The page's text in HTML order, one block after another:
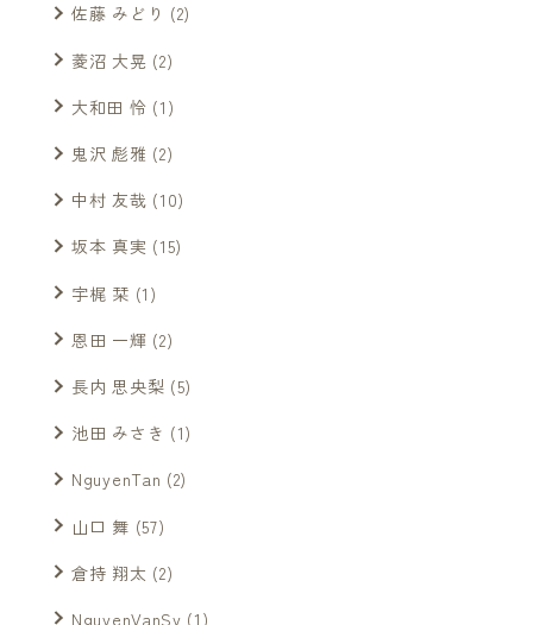
佐藤 みどり (2)
菱沼 大晃 (2)
大和田 怜 (1)
鬼沢 彪雅 (2)
中村 友哉 (10)
坂本 真実 (15)
宇梶 栞 (1)
恩田 一輝 (2)
長内 思央梨 (5)
池田 みさき (1)
NguyenTan (2)
山口 舞 (57)
倉持 翔太 (2)
NguyenVanSy (1)